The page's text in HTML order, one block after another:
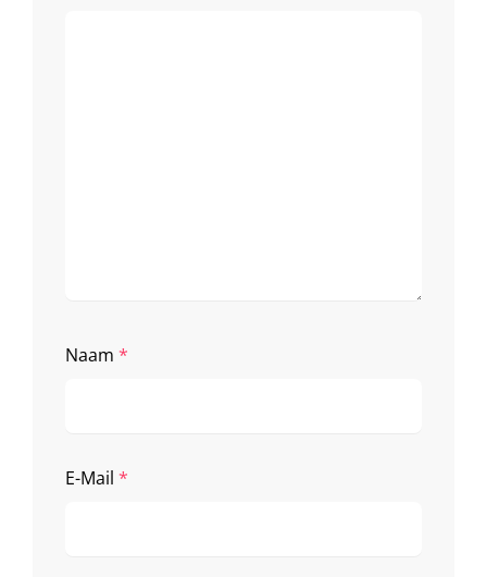
Naam *
E-Mail *